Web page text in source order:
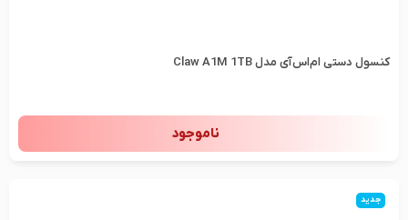
کنسول دستی ام‌اس‌آی مدل Claw A1M 1TB
ناموجود
جدید